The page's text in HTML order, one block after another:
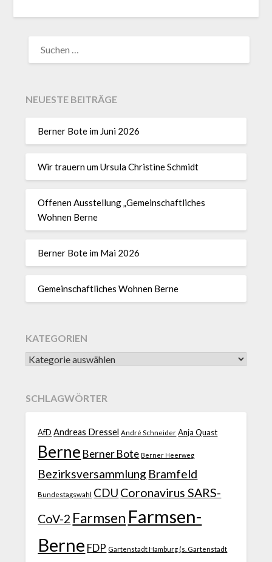
NEUESTE BEITRÄGE
Berner Bote im Juni 2026
Wir trauern um Ursula Christine Schmidt
Offenen Ausstellung „Gemeinschaftliches
Wohnen Berne
Berner Bote im Mai 2026
Gemeinschaftliches Wohnen Berne
KATEGORIEN
SCHLAGWÖRTER
AfD Andreas Dressel André Schneider Anja Quast
Berne Berner Bote Berner Heerweg
Bezirksversammlung Bramfeld
Bundestagswahl CDU Coronavirus SARS-
CoV-2 Farmsen Farmsen-
Berne FDP Gartenstadt Hamburg (s. Gartenstadt